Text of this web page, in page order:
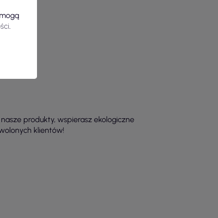
produkty, wspierasz ekologiczne
klientów!